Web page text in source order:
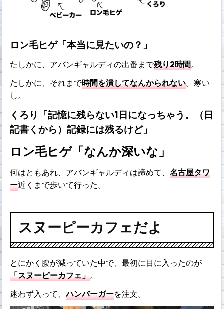
ロン毛ヒゲ「本当に見たいの？」
たしかに、アバンギャルディの出番まで残り2時間。
たしかに、それまで時間を潰してなんかられない。寒い
し。
くろり「記憶に残らない1日になっちゃう。（日
記書くから）記録には残るけど」
ロン毛ヒゲ「なんか深いな」
何はともあれ、アバンギャルディは諦めて、名古屋タワ
ー近くまで歩いて行った。
スヌーピーカフェだよ
とにかく腹が減っていた中で、最初に目に入ったのが
「スヌーピーカフェ」。
迷わず入って、ハンバーガーを注文。